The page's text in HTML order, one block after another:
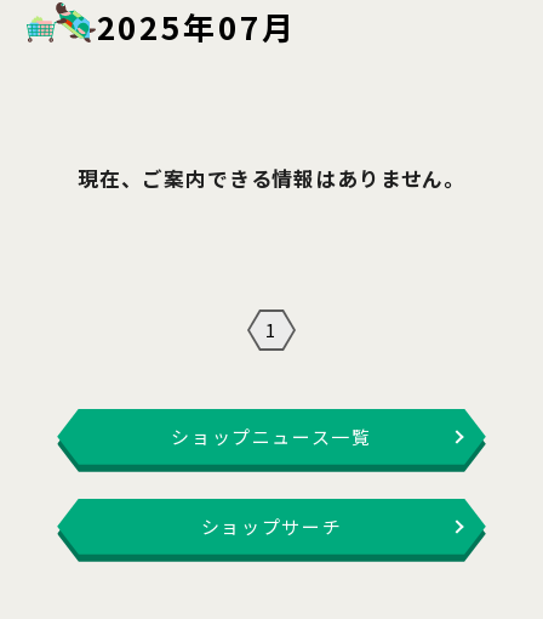
2025年07月
現在、ご案内できる情報はありません。
1
ショップニュース一覧
ショップサーチ